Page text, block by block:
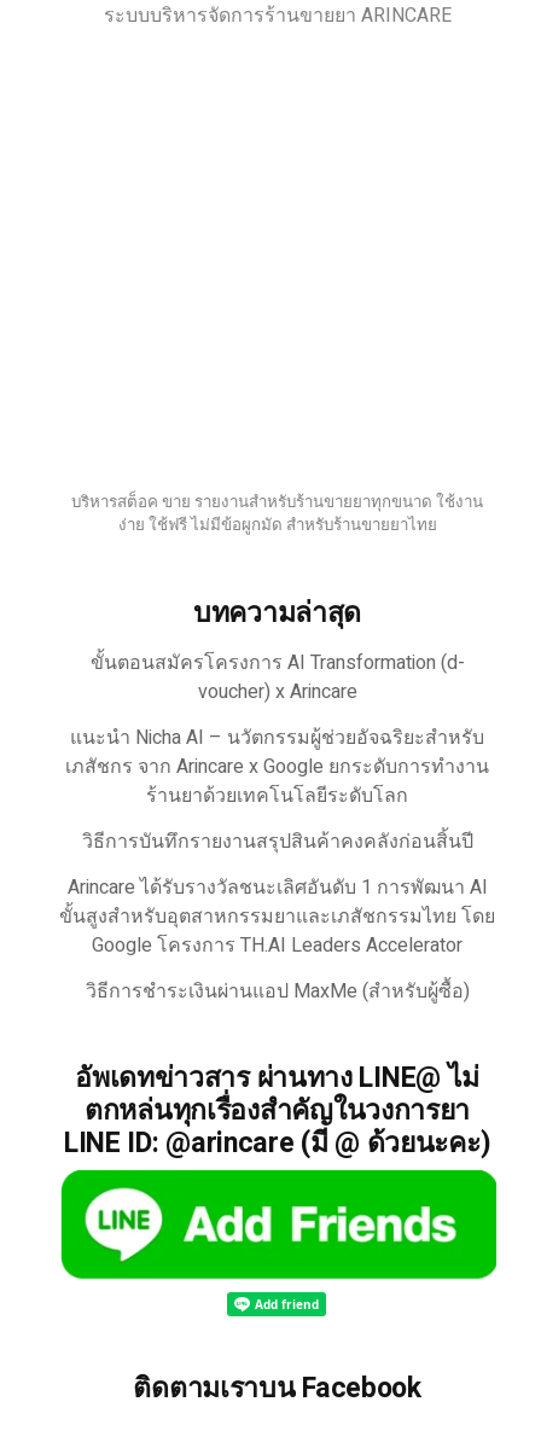
ระบบบริหารจัดการร้านขายยา ARINCARE
บริหารสต็อค ขาย รายงานสำหรับร้านขายยาทุกขนาด ใช้งาน
ง่าย ใช้ฟรี ไม่มีข้อผูกมัด สำหรับร้านขายยาไทย
บทความล่าสุด
ขั้นตอนสมัครโครงการ AI Transformation (d-
voucher) x Arincare
แนะนำ Nicha AI – นวัตกรรมผู้ช่วยอัจฉริยะสำหรับ
เภสัชกร จาก Arincare x Google ยกระดับการทำงาน
ร้านยาด้วยเทคโนโลยีระดับโลก
วิธีการบันทึกรายงานสรุปสินค้าคงคลังก่อนสิ้นปี
Arincare ได้รับรางวัลชนะเลิศอันดับ 1 การพัฒนา AI
ขั้นสูงสำหรับอุตสาหกรรมยาและเภสัชกรรมไทย โดย
Google โครงการ TH.AI Leaders Accelerator
วิธีการชำระเงินผ่านแอป MaxMe (สำหรับผู้ซื้อ)
อัพเดทข่าวสาร ผ่านทาง LINE@ ไม่
ตกหล่นทุกเรื่องสำคัญในวงการยา
LINE ID: @arincare (มี @ ด้วยนะคะ)
ติดตามเราบน Facebook